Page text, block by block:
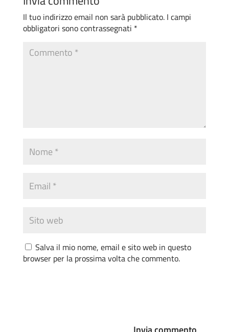
Il tuo indirizzo email non sarà pubblicato. I campi
obbligatori sono contrassegnati *
Salva il mio nome, email e sito web in questo
browser per la prossima volta che commento.